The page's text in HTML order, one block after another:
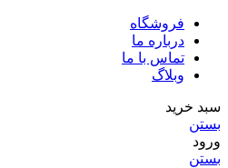
فروشگاه
درباره ما
تماس با ما
وبلاگ
سبد خرید
بستن
ورود
بستن